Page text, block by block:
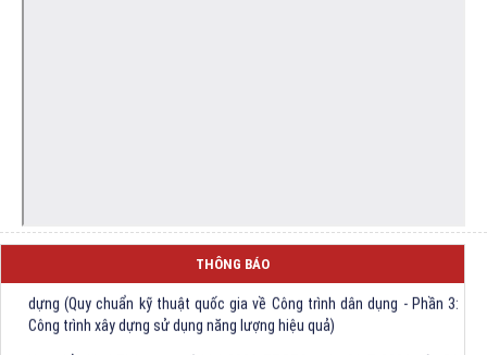
THÔNG BÁO
V/v triển khai Thông tư số 61/2026/TT-BXD ngày 30/7/2026 ủa Bộ Xây
dựng (Quy chuẩn kỹ thuật quốc gia về Công trình dân dụng - Phần 3:
Công trình xây dựng sử dụng năng lượng hiệu quả)